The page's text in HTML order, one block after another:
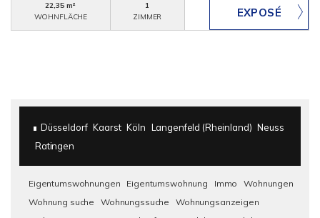
22,35 m²
WOHNFLÄCHE
1
ZIMMER
Düsseldorf Kaarst Köln Langenfeld (Rheinland) Neuss
Ratingen
Eigentumswohnungen Eigentumswohnung Immo
Wohnungen
Wohnung suche
Wohnungssuche
Wohnungsanzeigen